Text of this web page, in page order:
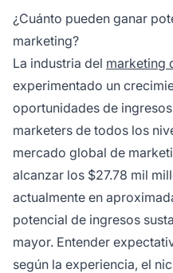
¿Cuánto pueden ganar
marketing?
La industria del marketing
experimentado un
oportunidades de
marketers de todos los
mercado global de
alcanzar los $27.78 mil
actualmente en
potencial de ingresos
mayor. Entender
según la experiencia, el